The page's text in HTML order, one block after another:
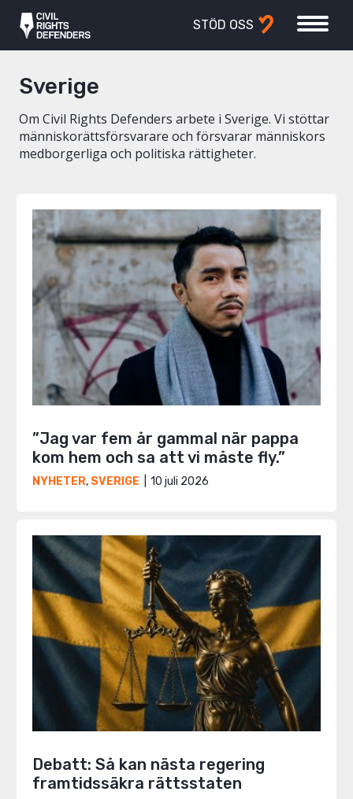
STÖD OSS
Sverige
Om Civil Rights Defenders arbete i Sverige. Vi stöttar
människorättsförsvarare och försvarar människors
medborgerliga och politiska rättigheter.
”Jag var fem år gammal när pappa
kom hem och sa att vi måste fly.”
NYHETER, SVERIGE 10 juli 2026
Debatt: Så kan nästa regering
framtidssäkra rättsstaten